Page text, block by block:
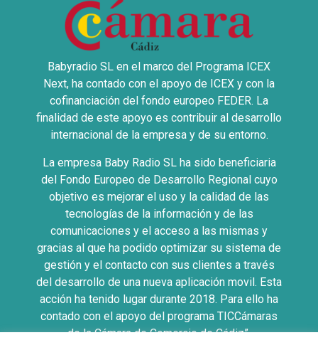
Babyradio SL en el marco del Programa ICEX
Next, ha contado con el apoyo de ICEX y con la
cofinanciación del fondo europeo FEDER. La
finalidad de este apoyo es contribuir al desarrollo
internacional de la empresa y de su entorno.
La empresa Baby Radio SL ha sido beneficiaria
del Fondo Europeo de Desarrollo Regional cuyo
objetivo es mejorar el uso y la calidad de las
tecnologías de la información y de las
comunicaciones y el acceso a las mismas y
gracias al que ha podido optimizar su sistema de
gestión y el contacto con sus clientes a través
del desarrollo de una nueva aplicación movil. Esta
acción ha tenido lugar durante 2018. Para ello ha
contado con el apoyo del programa TICCámaras
de la Cámara de Comercio de Cádiz”.